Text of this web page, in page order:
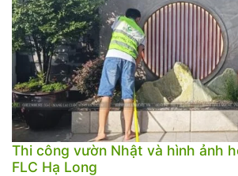
Thi công vườn Nhật và hình ảnh
FLC Hạ Long